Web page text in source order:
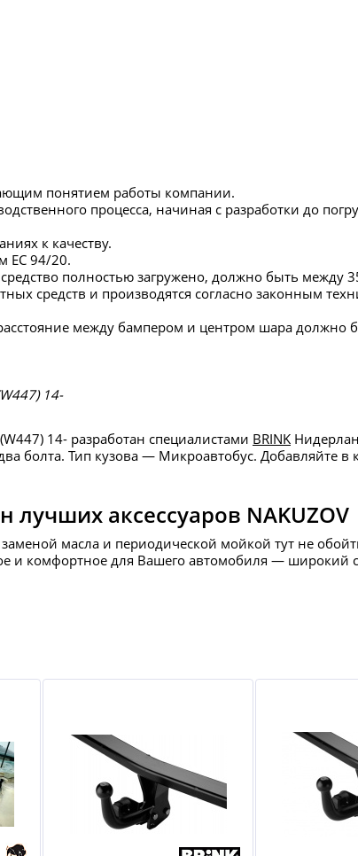
понятием работы компании.
процесса, начиная с разработки до
к качеству.
ЕС 94/20.
полностью загружено, должно быть между
средств и производятся согласно законным
между бампером и центром шара должно
14-
14- разработан специалистами BRINK
болта. Тип кузова — Микроавтобус. Добавляйте
аксессуаров NAKUZOV
масла и периодической мойкой тут не
и комфортное для Вашего автомобиля — широкий